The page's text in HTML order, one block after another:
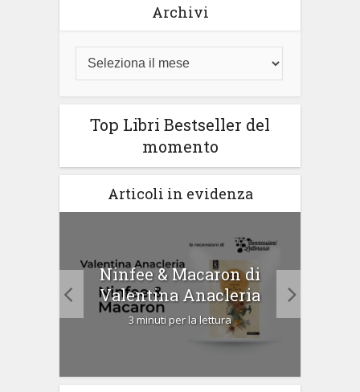
Archivi
Top Libri Bestseller del
momento
Articoli in evidenza
Ninfee & Macaron di
Valentina Anacleria
3 minuti per la lettura